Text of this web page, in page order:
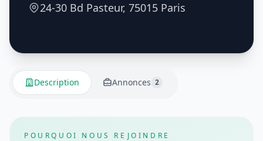
24-30 Bd Pasteur, 75015 Paris
Description Annonces 2
POURQUOI NOUS REJOINDRE